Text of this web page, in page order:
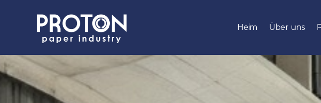
Heim Über uns